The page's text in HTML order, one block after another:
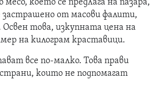
което се предлага на пазара,
застрашено от масови фалити,
това, изкупната цена на
на килограм краставици.
все по-малко. Това прави
които не подпомагат